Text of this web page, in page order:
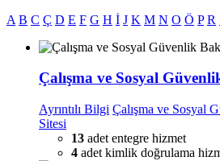
A B C Ç D E F G H İ J K M N O Ö P R
Çalışma ve Sosyal
Ayrıntılı Bilgi Çalışma ve Sosyal
Sitesi
13 adet entegre hizmet
4 adet kimlik doğrulama